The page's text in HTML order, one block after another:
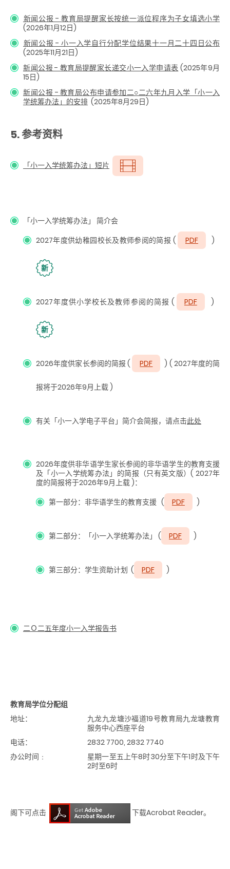
新闻公报 - 教育局提醒家长按统一派位程序为子女填选小学
(2026年1月12日)
新闻公报 - 小一入学自行分配学位结果十一月二十四日公布
(2025年11月21日)
新闻公报 - 教育局提醒家长递交小一入学申请表 (2025年9月
15日)
新闻公报 - 教育局公布申请参加二○二六年九月入学「小一入
学统筹办法」的安排 (2025年8月29日)
5. 参考资料
「小一入学统筹办法」短片
「小一入学统筹办法」 简介会
2027年度供幼稚园校长及教师参阅的简报 ( PDF )
新
2027年度供小学校长及教师参阅的简报 ( PDF )
新
2026年度供家长参阅的简报 ( PDF ) ( 2027年度的简
报将于2026年9月上载 )
有关「小一入学电子平台」简介会简报，请点击此处
2026年度供非华语学生家长参阅的非华语学生的教育支援
及「小一入学统筹办法」 的简报（只有英文版）( 2027年
度的简报将于2026年9月上载 )：
第一部分：非华语学生的教育支援 (
PDF )
第二部分：「小一入学统筹办法」 ( PDF )
第三部分：学生资助计划 ( PDF )
二Ｏ二五年度小一入学报告书
教育局学位分配组
地址：
九龙九龙塘沙福道19号教育局九龙塘教育
服务中心西座平台
电话：
2832 7700, 2832 7740
办公时间﹕
星期一至五上午8时30分至下午1时及下午
2时至6时
阁下可点击 下载Acrobat Reader。